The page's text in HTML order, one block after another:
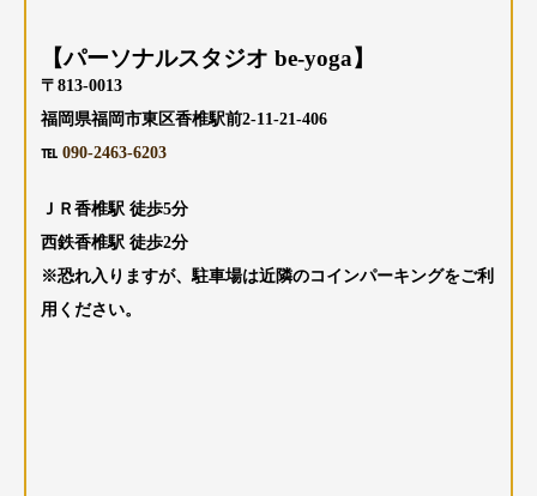
【パーソナルスタジオ be-yoga】
〒813-0013
福岡県福岡市東区香椎駅前2-11-21-406
℡ 090-2463-6203
ＪＲ香椎駅 徒歩5分
西鉄香椎駅 徒歩2分
※恐れ入りますが、駐車場は近隣のコインパーキングをご利
用ください。